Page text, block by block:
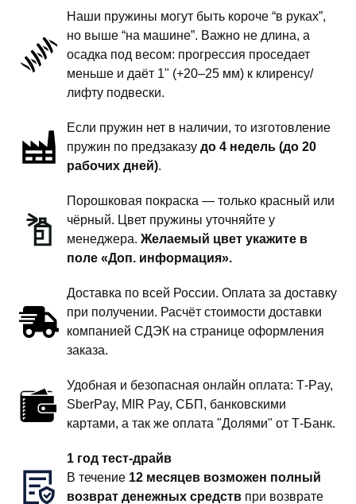
передней
подвески
-
комфорт
Наши пружины могут быть короче “в руках”,
но выше “на машине”. Важно не длина, а
осадка под весом: прогрессия проседает
меньше и даёт 1" (+20–25 мм) к клиренсу/
лифту подвески.
Если пружин нет в наличии, то изготовление
пружин по предзаказу до 4 недель (до 20
рабочих дней).
Порошковая покраска — только красный или
чёрный. Цвет пружины уточняйте у
менеджера. Желаемый цвет укажите в
поле «Доп. информация».
Доставка по всей России. Оплата за доставку
при получении. Расчёт стоимости доставки
компанией СДЭК на странице оформления
заказа.
Удобная и безопасная онлайн оплата: T‑Pay,
SberPay, MIR Pay, СБП, банковскими
картами, а так же оплата "Долями" от Т-Банк.
1 год тест-драйв
В течение 12 месяцев возможен полный
возврат денежных средств при возврате